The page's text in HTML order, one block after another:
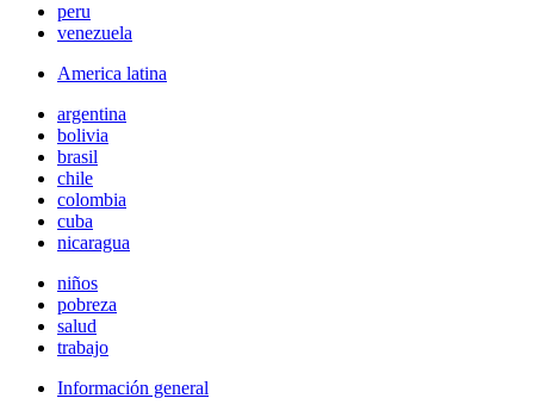
peru
venezuela
America latina
argentina
bolivia
brasil
chile
colombia
cuba
nicaragua
niños
pobreza
salud
trabajo
Información general